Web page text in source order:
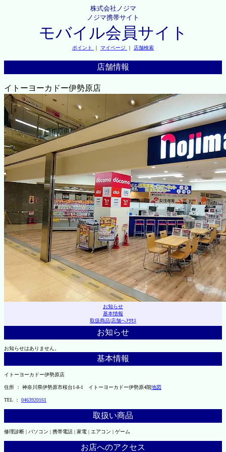
株式会社ノジマ
ノジマ携帯サイト
モバイル会員サイト
ポイント ｜ マイページ ｜ 店舗検索
店舗情報
イトーヨーカドー伊勢原店
お知らせ
基本情報
取扱商品|店舗へｱｸｾｽ
お知らせ
お知らせはありません。
基本情報
イトーヨーカドー伊勢原店
住所 ： 神奈川県伊勢原市桜台1-8-1 イトーヨーカドー伊勢原4階地図
TEL ： 0463920161
取扱い商品
修理診断 | パソコン | 携帯電話 | 家電 | エアコン | ゲーム
お店へのアクセス